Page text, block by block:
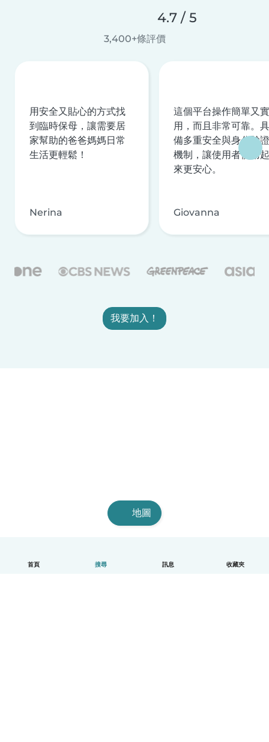
首頁 搜尋 訊息 收藏夾
4.7 / 5
3,400+條評價
用安全又貼心的方式找
到臨時保母，讓需要居
家幫助的爸爸媽媽日常
生活更輕鬆！
Nerina
這個平台操作簡單又實
用，而且非常可靠。具
備多重安全與身分驗證
機制，讓使用者使用起
來更安心。
Giovanna
我要加入！
地圖